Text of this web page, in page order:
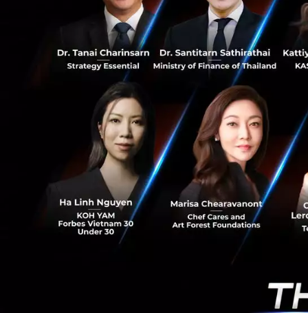
6
ระดับโลกรวม 9 ร
แสนล้านบาท
เพื่อสร้างความเ
ต่อเนื่อง พร้อมทั้ง
จำนวน 6 บริษัท ก
กลุ่มดิจิทัลและ AI
AWS: บริษัท
ได้ลงทุนไปแ
รัฐบาล และ
Microsoft: